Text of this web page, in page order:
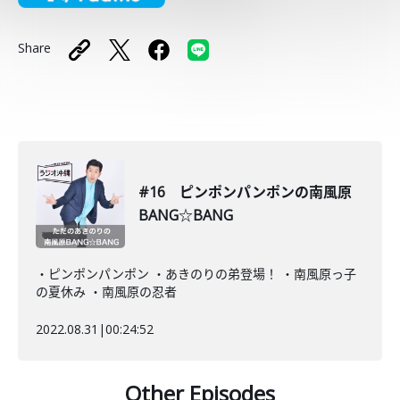
Share
#16 ピンポンパンポンの南風原
BANG☆BANG
・ピンポンパンポン ・あきのりの弟登場！ ・南風原っ子
の夏休み ・南風原の忍者
2022.08.31 |00:24:52
Other Episodes